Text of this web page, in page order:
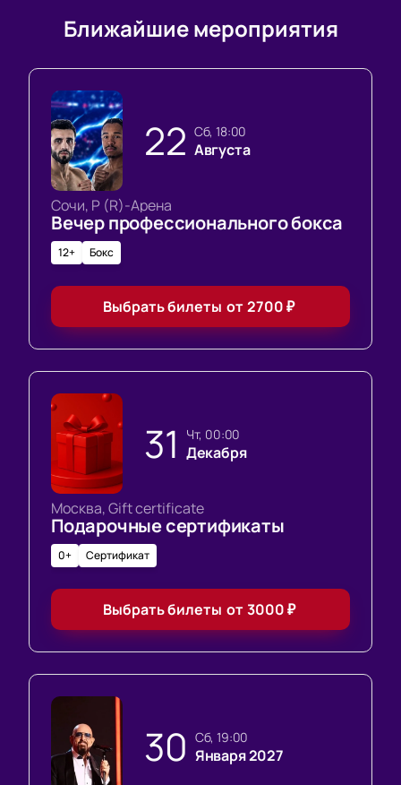
Ближайшие мероприятия
22 сб, 18:00
Августа
Сочи, Р (R)-Арена
Вечер профессионального бокса
12+ Бокс
Выбрать билеты от2700₽
31 чт, 00:00
Декабря
Москва, Gift certificate
Подарочные сертификаты
0+ Сертификат
Выбрать билеты от 3000₽
30 сб, 19:00
Января 2027